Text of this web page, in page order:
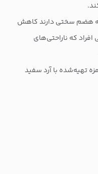
که هضم سختی دارند کاهش
که ناراحتی‌های
نان ترش‌مزه تهیه‌شده با آرد سفید